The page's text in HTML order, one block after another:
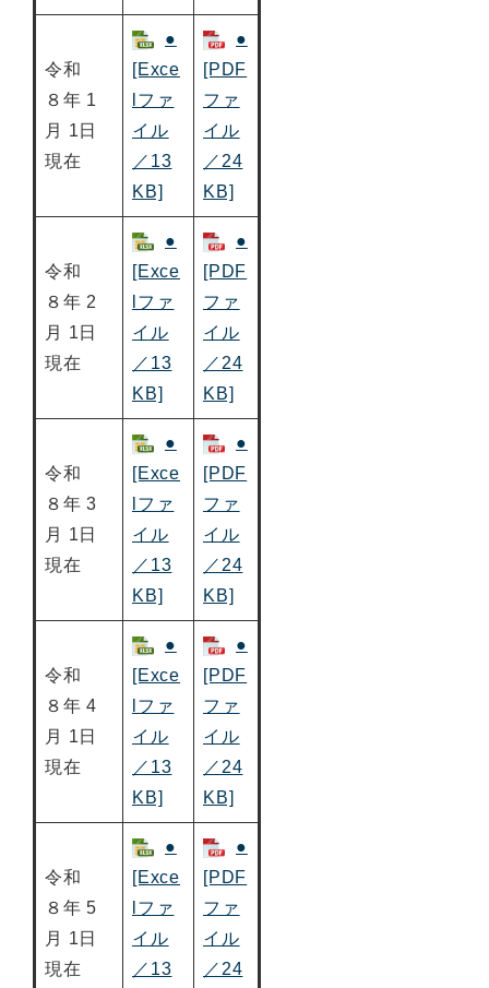
令和
８年 1
月 1日
現在
●
[Exce
lファ
イル
／13
KB]
●
[PDF
ファ
イル
／24
KB]
令和
８年 2
月 1日
現在
●
[Exce
lファ
イル
／13
KB]
●
[PDF
ファ
イル
／24
KB]
令和
８年 3
月 1日
現在
●
[Exce
lファ
イル
／13
KB]
●
[PDF
ファ
イル
／24
KB]
令和
８年 4
月 1日
現在
●
[Exce
lファ
イル
／13
KB]
●
[PDF
ファ
イル
／24
KB]
令和
８年 5
月 1日
現在
●
[Exce
lファ
イル
／13
●
[PDF
ファ
イル
／24